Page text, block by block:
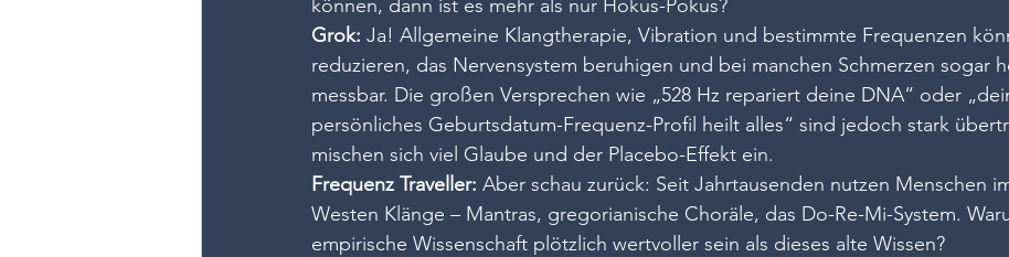
können, dann ist es mehr als nur Hokus-Pokus?
Grok: Ja! Allgemeine Klangtherapie, Vibration und bestimmte Frequenzen
reduzieren, das Nervensystem beruhigen und bei manchen Schmerzen sogar
messbar. Die großen Versprechen wie „528 Hz repariert deine DNA“ oder
persönliches Geburtsdatum-Frequenz-Profil heilt alles“ sind jedoch stark
mischen sich viel Glaube und der Placebo-Effekt ein.
Frequenz Traveller: Aber schau zurück: Seit Jahrtausenden nutzen Menschen
Westen Klänge – Mantras, gregorianische Choräle, das Do-Re-Mi-System.
empirische Wissenschaft plötzlich wertvoller sein als dieses alte Wissen?